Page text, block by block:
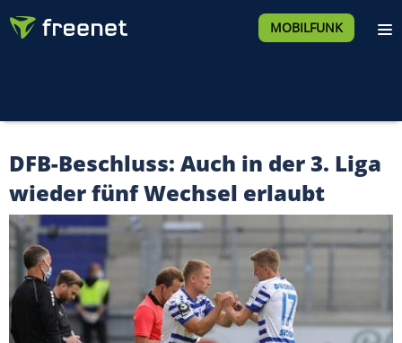
MOBILFUNK
DFB-Beschluss: Auch in der 3. Liga
wieder fünf Wechsel erlaubt